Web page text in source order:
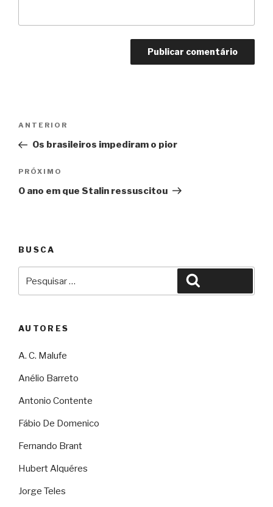
Post
Anterior
ANTERIOR
Os brasileiros impediram o pior
Próximo
PRÓXIMO
O ano em que Stalin ressuscitou
BUSCA
por:
AUTORES
A. C. Malufe
Anélio Barreto
Antonio Contente
Fábio De Domenico
Fernando Brant
Hubert Alquéres
Jorge Teles